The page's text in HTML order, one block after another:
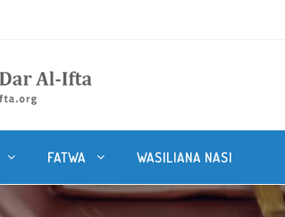
FATWA WASILIANA NASI